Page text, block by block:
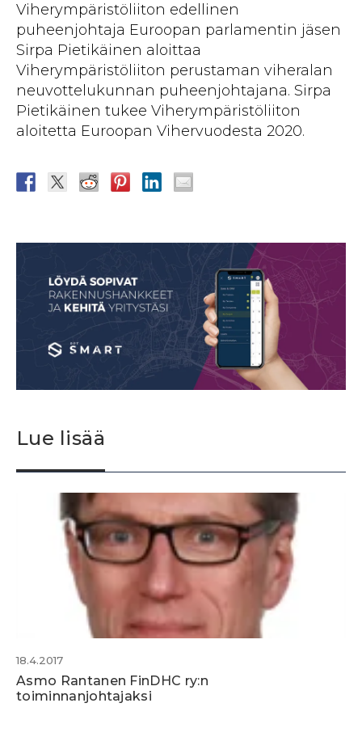
Viherympäristöliiton edellinen
puheenjohtaja Euroopan parlamentin jäsen
Sirpa Pietikäinen aloittaa
Viherympäristöliiton perustaman viheralan
neuvottelukunnan puheenjohtajana. Sirpa
Pietikäinen tukee Viherympäristöliiton
aloitetta Euroopan Vihervuodesta 2020.
Lue lisää
18.4.2017
Asmo Rantanen FinDHC ry:n
toiminnanjohtajaksi